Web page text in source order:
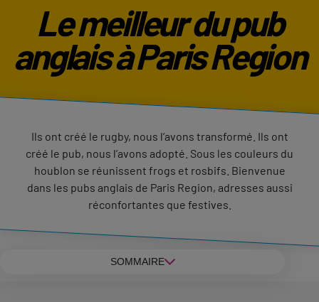
Le meilleur du pub
anglais à Paris Region
Ils ont créé le rugby, nous l’avons transformé. Ils ont
créé le pub, nous l’avons adopté. Sous les couleurs du
houblon se réunissent frogs et rosbifs. Bienvenue
dans les pubs anglais de Paris Region, adresses aussi
réconfortantes que festives.
SOMMAIRE